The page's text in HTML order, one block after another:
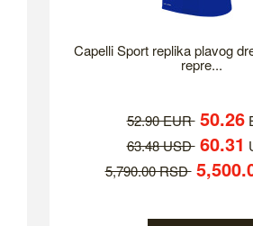
Capelli Sport replika plavog
repre...
52.90 EUR 50.26
63.48 USD 60.31
5,790.00 RSD